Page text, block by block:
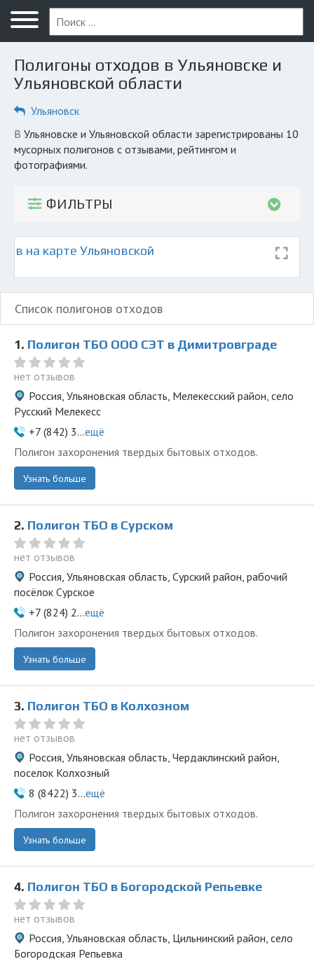
Меню
Главная
Вопрос юристу
Компании
КОМПАНИЯМ
Полигоны отходов в Ульяновске и
Ульяновской области
Ульяновск
В Ульяновске и Ульяновской области зарегистрированы 10
мусорных полигонов с отзывами, рейтингом и
фотографиями.
ФИЛЬТРЫ
на карте Ульяновской
Список полигонов отходов
1. Полигон ТБО ООО СЭТ в Димитровграде
нет отзывов
Россия, Ульяновская область, Мелекесский район, село
Русский Мелекесс
+7 (842) 3...ещё
Полигон захоронения твердых бытовых отходов.
Узнать больше
2. Полигон ТБО в Сурском
нет отзывов
Россия, Ульяновская область, Сурский район, рабочий
посёлок Сурское
+7 (824) 2...ещё
Полигон захоронения твердых бытовых отходов.
Узнать больше
3. Полигон ТБО в Колхозном
нет отзывов
Россия, Ульяновская область, Чердаклинский район,
поселок Колхозный
8 (8422) 3...ещё
Полигон захоронения твердых бытовых отходов.
Узнать больше
4. Полигон ТБО в Богородской Репьевке
нет отзывов
Россия, Ульяновская область, Цильнинский район, село
Богородская Репьевка